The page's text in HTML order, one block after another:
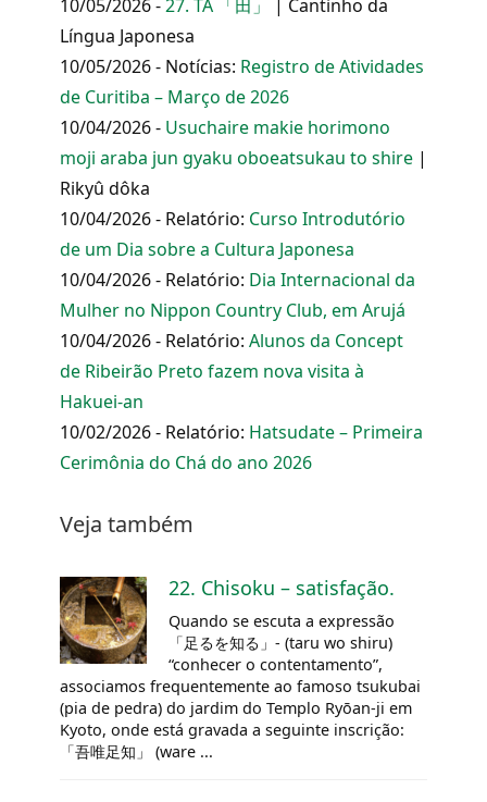
10/05/2026 -27. TA 「田」
| Cantinho da
Língua Japonesa
10/05/2026 - Notícias: Registro de Atividades
de Curitiba – Março de 2026
10/04/2026 - Usuchaire makie horimono
moji araba jun gyaku oboeatsukau to shire |
Rikyû dôka
10/04/2026 - Relatório: Curso Introdutório
de um Dia sobre a Cultura Japonesa
10/04/2026 - Relatório: Dia Internacional da
Mulher no Nippon Country Club, em Arujá
10/04/2026 - Relatório: Alunos da Concept
de Ribeirão Preto fazem nova visita à
Hakuei-an
10/02/2026 - Relatório: Hatsudate – Primeira
Cerimônia do Chá do ano 2026
Veja também
22. Chisoku – satisfação.
Quando se escuta a expressão
「足るを知る」- (taru wo shiru)
“conhecer o contentamento”,
associamos frequentemente ao famoso tsukubai
(pia de pedra) do jardim do Templo Ryōan-ji em
Kyoto, onde está gravada a seguinte inscrição:
「吾唯足知」 (ware ...